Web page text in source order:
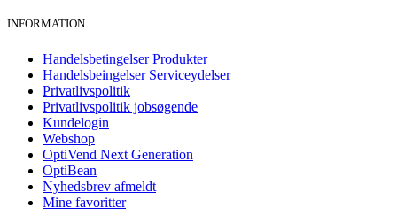
INFORMATION
Handelsbetingelser Produkter
Handelsbeingelser Serviceydelser
Privatlivspolitik
Privatlivspolitik jobsøgende
Kundelogin
Webshop
OptiVend Next Generation
OptiBean
Nyhedsbrev afmeldt
Mine favoritter